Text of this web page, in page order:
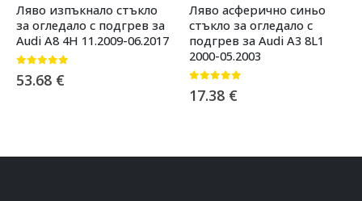
Ляво изпъкнало стъкло
за огледало с подгрев за
Audi A8 4H 11.2009-06.2017
53.68 €
Ляво асферично синьо
стъкло за огледало с
подгрев за Audi A3 8L1
2000-05.2003
17.38 €